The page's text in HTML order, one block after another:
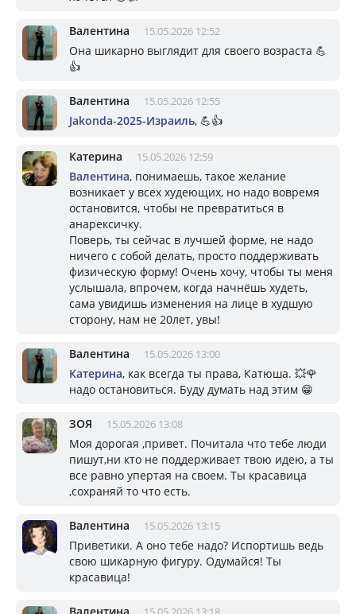
Валентина 15.05.2026 12:52
Она шикарно выглядит для своего возраста 💪
👍
Валентина 15.05.2026 12:55
Jakonda-2025-Израиль, 💪👍
Катерина 15.05.2026 12:59
Валентина, понимаешь, такое желание
возникает у всех худеющих, но надо вовремя
остановится, чтобы не превратиться в
анарексичку.
Поверь, ты сейчас в лучшей форме, не надо
ничего с собой делать, просто поддерживать
физическую форму! Очень хочу, чтобы ты меня
услышала, впрочем, когда начнёшь худеть,
сама увидишь изменения на лице в худшую
сторону, нам не 20лет, увы!
Валентина 15.05.2026 13:00
Катерина, как всегда ты права, Катюша. 💥🌹
надо остановиться. Буду думать над этим 😁
ЗОЯ 15.05.2026 13:08
Моя дорогая ,привет. Почитала что тебе люди
пишут,ни кто не поддерживает твою идею, а ты
все равно упертая на своем. Ты красавица
,сохраняй то что есть.
Валентина 15.05.2026 13:15
Приветики. А оно тебе надо? Испортишь ведь
свою шикарную фигуру. Одумайся! Ты
красавица!